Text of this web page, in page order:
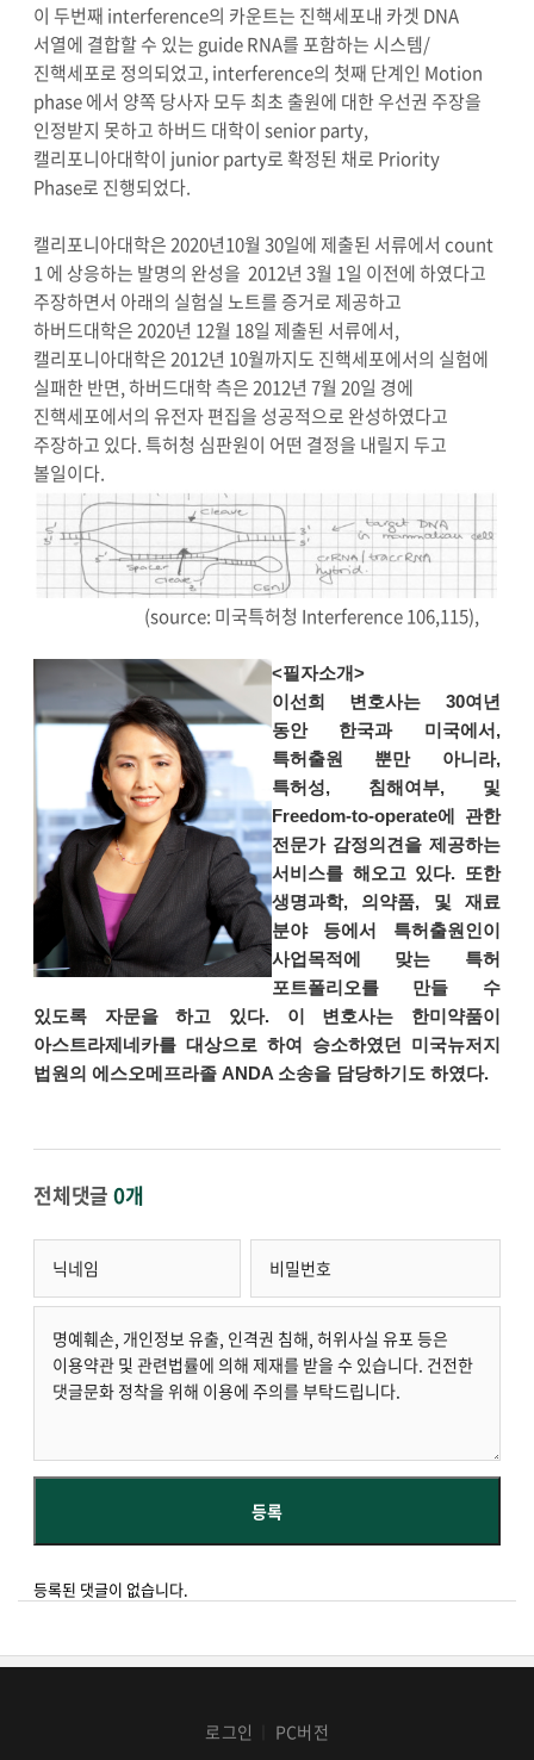
이 두번째 interference의 카운트는 진핵세포내 카겟 DNA
서열에 결합할 수 있는 guide RNA를 포함하는 시스템/
진핵세포로 정의되었고, interference의 첫째 단계인 Motion
phase 에서 양쪽 당사자 모두 최초 출원에 대한 우선권 주장을
인정받지 못하고 하버드 대학이 senior party,
캘리포니아대학이 junior party로 확정된 채로 Priority
Phase로 진행되었다.
캘리포니아대학은 2020년10월 30일에 제출된 서류에서 count
1 에 상응하는 발명의 완성을 2012년 3월 1일 이전에 하였다고
주장하면서 아래의 실험실 노트를 증거로 제공하고
하버드대학은 2020년 12월 18일 제출된 서류에서,
캘리포니아대학은 2012년 10월까지도 진핵세포에서의 실험에
실패한 반면, 하버드대학 측은 2012년 7월 20일 경에
진핵세포에서의 유전자 편집을 성공적으로 완성하였다고
주장하고 있다. 특허청 심판원이 어떤 결정을 내릴지 두고
볼일이다.
(source: 미국특허청 Interference 106,115),
<필자소개>
이선희 변호사는 30여년
동안 한국과 미국에서,
특허출원 뿐만 아니라,
특허성, 침해여부, 및
Freedom-to-operate에 관한
전문가 감정의견을 제공하는
서비스를 해오고 있다. 또한
생명과학, 의약품, 및 재료
분야 등에서 특허출원인이
사업목적에 맞는 특허
포트폴리오를 만들 수
있도록 자문을 하고 있다. 이 변호사는 한미약품이
아스트라제네카를 대상으로 하여 승소하였던 미국뉴저지
법원의 에스오메프라졸 ANDA 소송을 담당하기도 하였다.
전체댓글 0개
등록된 댓글이 없습니다.
로그인 PC버전